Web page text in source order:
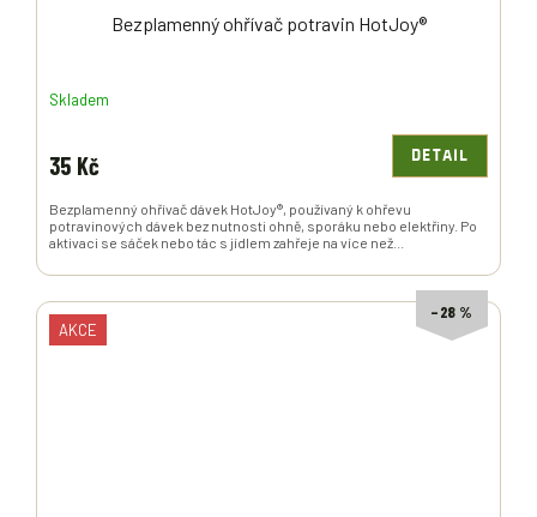
Bezplamenný ohřívač potravin HotJoy®
Skladem
35 Kč DETAIL
Bezplamenný ohřívač dávek HotJoy®, používaný k ohřevu
potravinových dávek bez nutnosti ohně, sporáku nebo elektřiny. Po
aktivaci se sáček nebo tác s jídlem zahřeje na více než...
AKCE
–28 %